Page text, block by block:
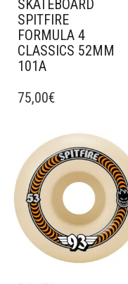
SKATEBOARD
SPITFIRE
FORMULA 4
CLASSICS 52MM
101A
75,00€
Ajouter à mes favoris